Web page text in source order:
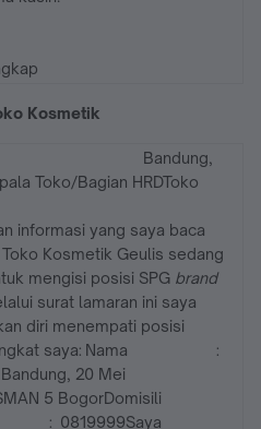
Kosmetik
Toko/Bagian HRDToko
informasi yang saya baca
Toko Kosmetik Geulis sedang
mengisi posisi SPG brand
surat lamaran ini saya
diri menempati posisi
singkat saya: Nama :
20 Mei
: SMAN 5 BogorDomisili
: 0819999Saya